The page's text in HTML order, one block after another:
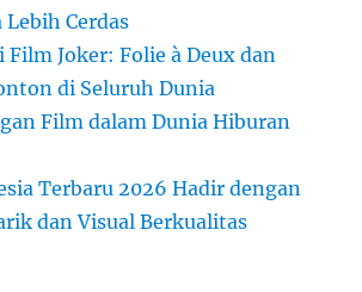
Cerdas
Joker: Folie à Deux dan
di Seluruh Dunia
Film dalam Dunia Hiburan
Terbaru 2026 Hadir dengan
dan Visual Berkualitas